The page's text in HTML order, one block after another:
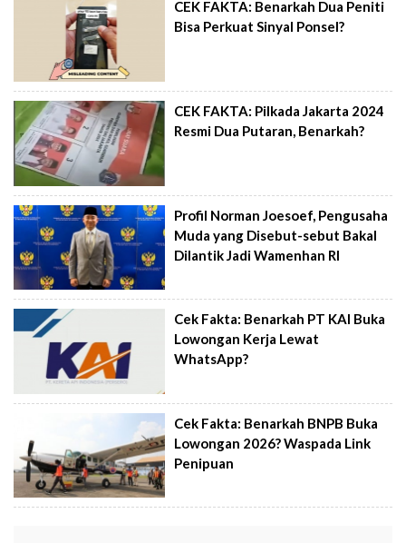
CEK FAKTA: Benarkah Dua Peniti
Bisa Perkuat Sinyal Ponsel?
CEK FAKTA: Pilkada Jakarta 2024
Resmi Dua Putaran, Benarkah?
Profil Norman Joesoef, Pengusaha
Muda yang Disebut-sebut Bakal
Dilantik Jadi Wamenhan RI
Cek Fakta: Benarkah PT KAI Buka
Lowongan Kerja Lewat
WhatsApp?
Cek Fakta: Benarkah BNPB Buka
Lowongan 2026? Waspada Link
Penipuan